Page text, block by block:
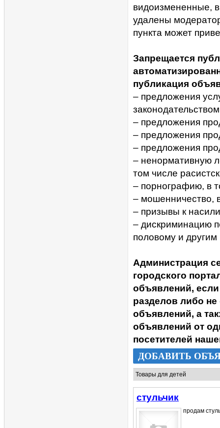
видоизмененные,
удалены
пункта может
Запрещается
публикация
– предложения
– предложения
– предложения
– предложения
– ненормативную
том числе
– порнографию, в
– мошенничество,
– призывы к
– дискриминацию
половому и другим
Администрация
городского
объявлений,
разделов либо
объявлений, а
объявлений от
посетителей
ДОБАВИТЬ
стульчик
продам